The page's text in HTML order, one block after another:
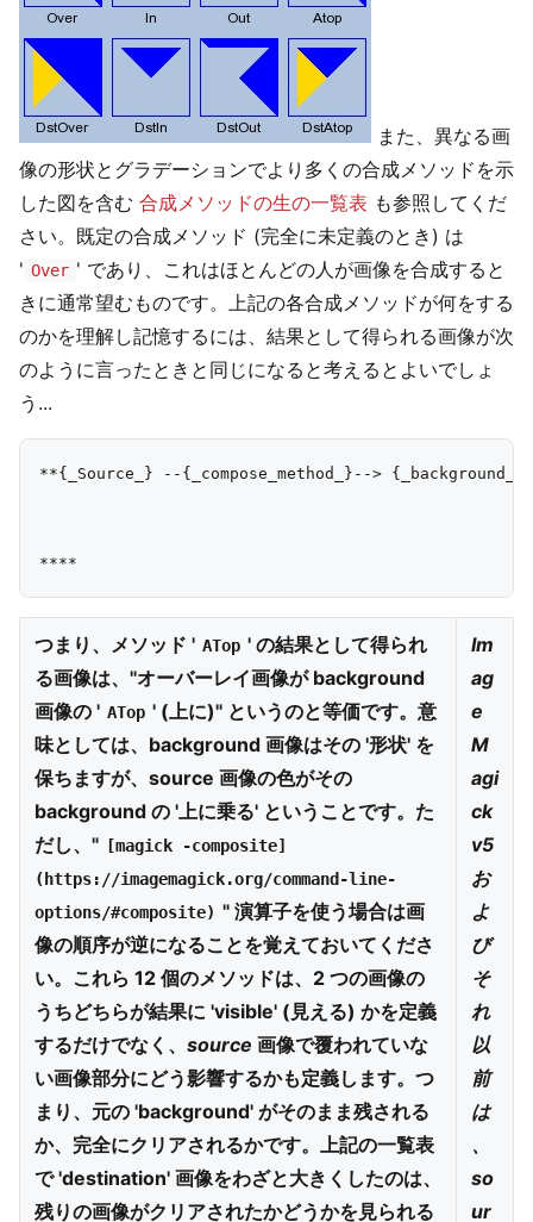
また、異なる画
像の形状とグラデーションでより多くの合成メソッドを示
した図を含む 合成メソッドの生の一覧表 も参照してくだ
さい。既定の合成メソッド (完全に未定義のとき) は
' Over ' であり、これはほとんどの人が画像を合成すると
きに通常望むものです。上記の各合成メソッドが何をする
のかを理解し記憶するには、結果として得られる画像が次
のように言ったときと同じになると考えるとよいでしょ
う...
**{_Source_} --{_compose_method_}-->
つまり、メソッド ' ATop ' の結果として得られ
る画像は、"オーバーレイ画像が background
画像の ' ATop ' (上に)" というのと等価です。意
味としては、background 画像はその '形状' を
保ちますが、source 画像の色がその
background の '上に乗る' ということです。た
だし、"
[magick -composite]
(https://imagemagick.org/command-line-
options/#composite) " 演算子を使う場合は画
像の順序が逆になることを覚えておいてくださ
い。これら 12 個のメソッドは、2 つの画像の
うちどちらが結果に 'visible' (見える) かを定義
するだけでなく、 source 画像で覆われていな
い画像部分にどう影響するかも定義します。つ
まり、元の 'background' がそのまま残される
か、完全にクリアされるかです。上記の一覧表
で 'destination' 画像をわざと大きくしたのは、
残りの画像がクリアされたかどうかを見られる
Im
ag
e
M
agi
ck
v5
お
よ
び
そ
れ
以
前
は
、
so
ur